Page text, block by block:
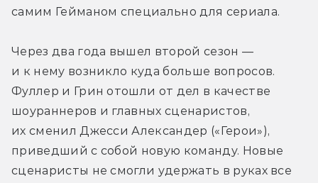
самим Гейманом специально для сериала.
Через два года вышел второй сезон —
и к нему возникло куда больше вопросов.
Фуллер и Грин отошли от дел в качестве
шоураннеров и главных сценаристов,
их сменил Джесси Александер («Герои»),
приведший с собой новую команду. Новые
сценаристы не смогли удержать в руках все